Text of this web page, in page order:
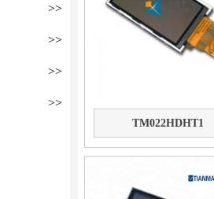
>>
>>
>>
>>
TM022HDHT1